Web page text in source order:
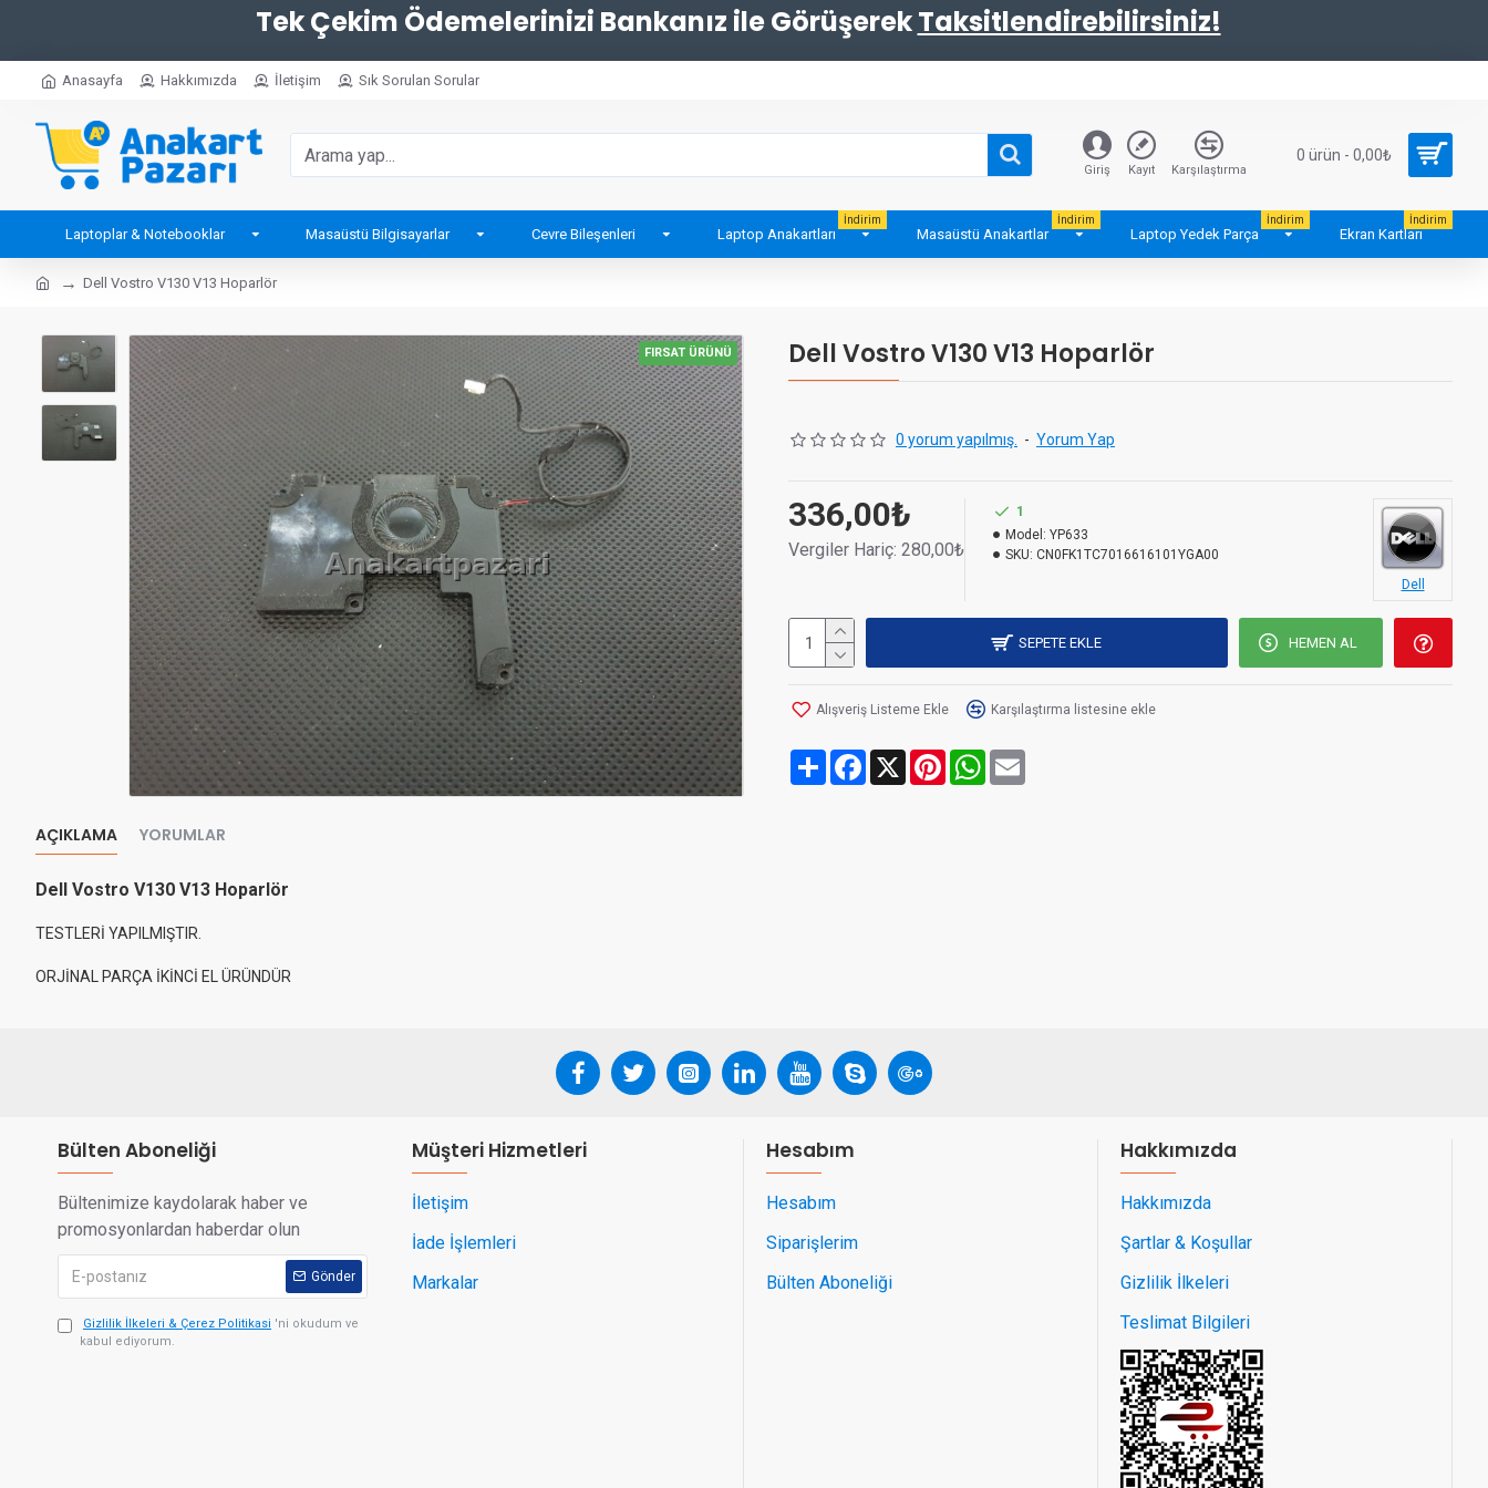
Tek Çekim Ödemelerinizi Bankanız ile GörüşerekTaksitlendirebilirsiniz!
Anasayfa Hakkımızda İletişim Sık Sorulan Sorular
Giriş Kayıt Karşılaştırma
0 ürün - 0,00₺
Laptoplar & Notebooklar Masaüstü Bilgisayarlar Cevre Bileşenleri Laptop Anakartları
İndirim
Masaüstü Anakartlar
İndirim
Laptop Yedek Parça
İndirim
Ekran Kartları
İndirim
Dell Vostro V130 V13 Hoparlör
FIRSAT ÜRÜNÜ Dell Vostro V130 V13 Hoparlör
0 yorum yapılmış. - Yorum Yap
336,00₺
Vergiler Hariç: 280,00₺
1
Model: YP633
SKU: CN0FK1TC7016616101YGA00
Dell
SEPETE EKLE HEMEN AL
Alışveriş Listeme Ekle Karşılaştırma listesine ekle
Share Facebook
X PinterestWhatsApp
AÇIKLAMA YORUMLAR
Dell Vostro V130 V13 Hoparlör
TESTLERİ YAPILMIŞTIR.
ORJİNAL PARÇA İKİNCİ EL ÜRÜNDÜR
Bülten Aboneliği
Bültenimize kaydolarak haber ve
promosyonlardan haberdar olun
Gönder
Gizlilik İlkeleri & Çerez Politikasi 'ni okudum ve
kabul ediyorum.
Müşteri Hizmetleri
İletişim
İade İşlemleri
Markalar
Hesabım
Hesabım
Siparişlerim
Bülten Aboneliği
Hakkımızda
Hakkımızda
Şartlar & Koşullar
Gizlilik İlkeleri
Teslimat Bilgileri